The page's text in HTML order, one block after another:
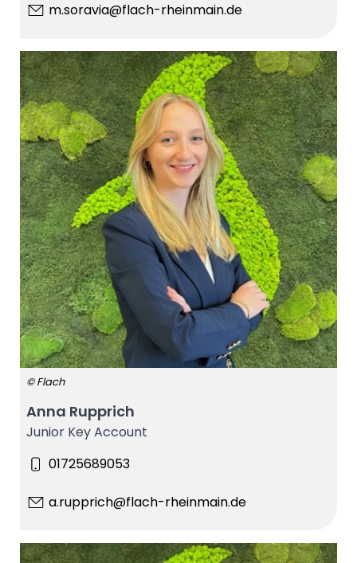
m.soravia@flach-rheinmain.de
© Flach
Anna Rupprich
Junior Key Account
01725689053
a.rupprich@flach-rheinmain.de